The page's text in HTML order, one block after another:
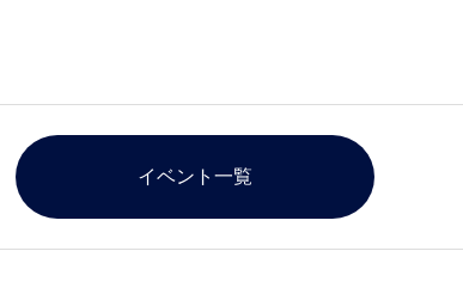
イベント一覧